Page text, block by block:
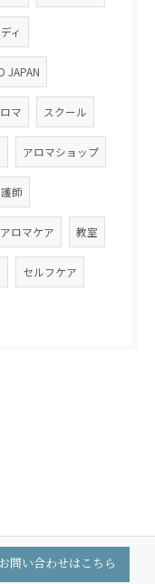
ィ
JAPAN
マ スクール
アロマショップ
師
アロマケア 教室
セルフケア
お問い合わせはこちら